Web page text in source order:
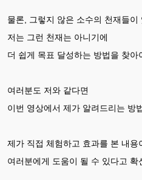
물론, 그렇지 않은 소수의 천재들이
저는 그런 천재는 아니기에
더 쉽게 목표 달성하는 방법을 찾아
여러분도 저와 같다면
이번 영상에서 제가 알려드리는 방
제가 직접 체험하고 효과를 본 내용
여러분에게 도움이 될 수 있다고 확